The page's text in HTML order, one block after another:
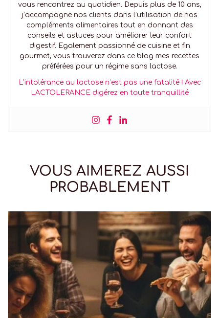
vous rencontrez au quotidien. Depuis plus de 10 ans,
j’accompagne nos clients dans l’utilisation de nos
compléments alimentaires tout en donnant des
conseils et astuces pour améliorer leur confort
digestif. Egalement passionné de cuisine et fin
gourmet, vous trouverez dans ce blog mes recettes
préférées pour un régime sans lactose.
L’intolérance au lactose n’est pas une fatalité ! Avec
LACTOLERANCE digérez en toute tranquillité
VOUS AIMEREZ AUSSI
PROBABLEMENT